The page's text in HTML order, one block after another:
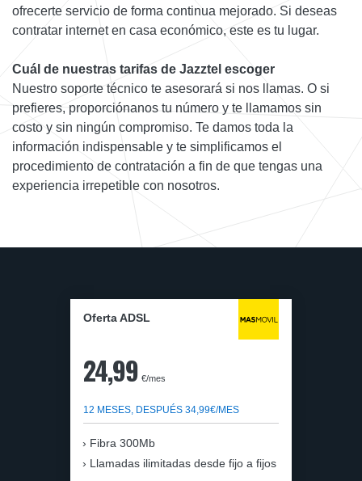
ofrecerte servicio de forma continua mejorado. Si deseas
contratar internet en casa económico, este es tu lugar.
Cuál de nuestras tarifas de Jazztel escoger
Nuestro soporte técnico te asesorará si nos llamas. O si
prefieres, proporciónanos tu número y te llamamos sin
costo y sin ningún compromiso. Te damos toda la
información indispensable y te simplificamos el
procedimiento de contratación a fin de que tengas una
experiencia irrepetible con nosotros.
Oferta ADSL
24,99 €/mes
12 MESES, DESPUÉS 34,99€/MES
Fibra 300Mb
Llamadas ilimitadas desde fijo a fijos